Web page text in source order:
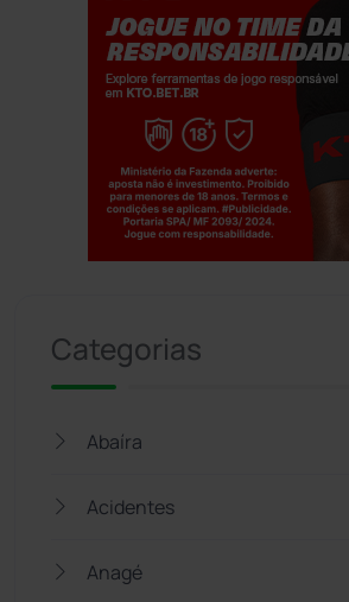
Categorias
Abaíra
Acidentes
Anagé